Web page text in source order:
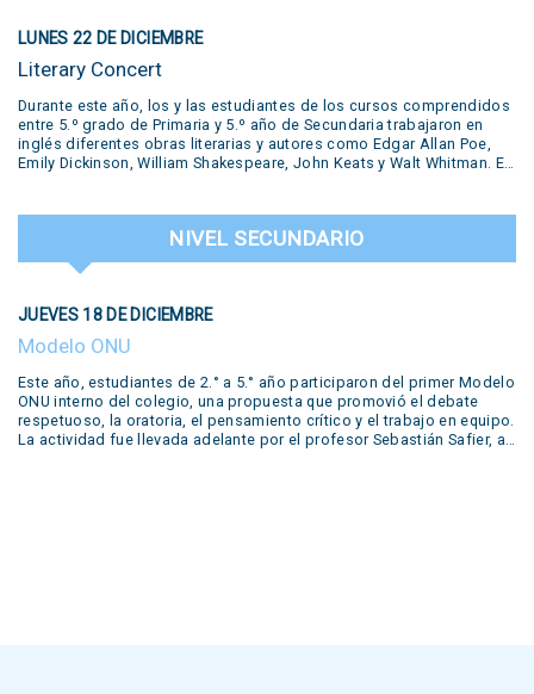
LUNES 22 DE DICIEMBRE
Literary Concert
Durante este año, los y las estudiantes de los cursos comprendidos
entre 5.º grado de Primaria y 5.º año de Secundaria trabajaron en
inglés diferentes obras literarias y autores como Edgar Allan Poe,
Emily Dickinson, William Shakespeare, John Keats y Walt Whitman. En
Polo Creativo, lecturas de poemas, podcasts, salas de escape y
hasta un juicio en vivo. Todas estas propuestas formaron parte del
puso en valor el aprendizaje del inglés a través del arte, la literatura y
de nuestros estudiantes. Literary Concert This year, students from
worked in our year-long workshop with different literary productions
by famous writers such as Edgar Allan Poe, Emily Dickinson, William
Shakespeare, John Keats and Walt Whitman. Several productions
prepared by the students during the year were shown in our concert:
live performances of short plays, reading of poems, podcasts,
escape rooms, trailers and even a live trial. Many of these were
NIVEL SECUNDARIO
JUEVES 18 DE DICIEMBRE
Modelo ONU
Este año, estudiantes de 2.° a 5.° año participaron del primer Modelo
ONU interno del colegio, una propuesta que promovió el debate
respetuoso, la oratoria, el pensamiento crítico y el trabajo en equipo.
La actividad fue llevada adelante por el profesor Sebastián Safier, a